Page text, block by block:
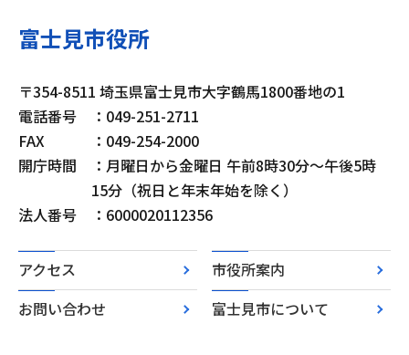
富士見市役所
〒354-8511 埼玉県富士見市大字鶴馬1800番地の1
電話番号
：049-251-2711
FAX
：049-254-2000
開庁時間
：月曜日から金曜日 午前8時30分～午後5時
15分（祝日と年末年始を除く）
法人番号
：6000020112356
アクセス
市役所案内
お問い合わせ
富士見市について